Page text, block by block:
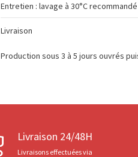
Entretien : lavage à 30°C
Livraison
Production sous 3 à 5 jours ouvrés
Livraison 24/48H
Livraisons effectuées via